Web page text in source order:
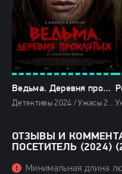
Ведьма. Деревня проклятых (2024)
Детективы 2024 / Ужасы 2024 / Зарубежные фильмы 2024 / Новинки кино 2024 / Последние фильмы 2024 / Фильмы весны 2024 / Дорамы / Фильмы 2024 / Популярные фильмы / Смотреть фильмы онлайн
ОТЗЫВЫ И
ПОСЕТИТЕЛЬ (2024)
Минимальная длина